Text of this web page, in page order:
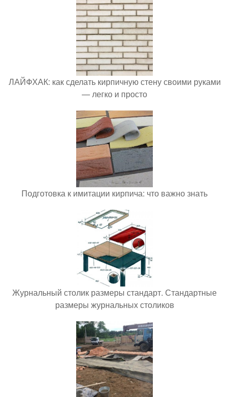
ЛАЙФХАК: как сделать кирпичную стену своими руками
— легко и просто
Подготовка к имитации кирпича: что важно знать
Журнальный столик размеры стандарт. Стандартные
размеры журнальных столиков